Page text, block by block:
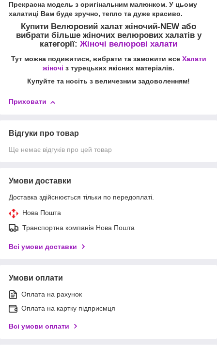
Прекрасна модель з оригінальним малюнком. У цьому
халатиці Вам буде зручно, тепло та дуже красиво.
Купити Велюровий халат жіночий-NEW або
вибрати більше жіночих велюрових халатів у
категорії: Жіночі велюрові халати
Тут можна подивитися, вибрати та замовити все Халати
жіночі з турецьких якісних матеріалів.
Купуйте та носіть з величезним задоволенням!
Приховати
Відгуки про товар
Ще немає відгуків про цей товар
Умови доставки
Доставка здійснюється тільки по передоплаті.
Нова Пошта
Транспортна компанія Нова Пошта
Всі умови доставки
Умови оплати
Оплата на рахунок
Оплата на картку підприємця
Всі умови оплати